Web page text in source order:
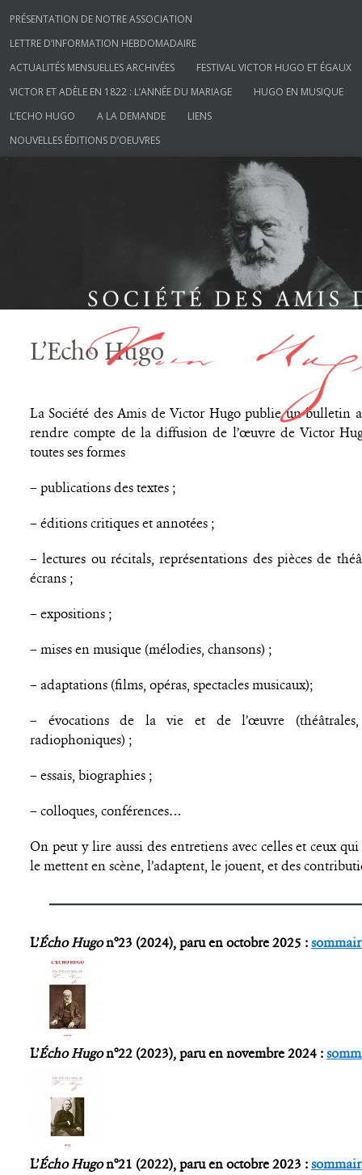
Aller au contenu
PRÉSENTATION DE NOTRE ASSOCIATION
LETTRE D’INFORMATION HEBDOMADAIRE
ACTUALITÉS MENSUELLES ARCHIVÉES
FESTIVAL VICTOR HUGO ET ÉGAUX
VICTOR ET ADÈLE EN 1822 : L’ANNÉE DU MARIAGE
HUGO EN MUSIQUE
L’ECHO HUGO
A LA DEMANDE
LIENS
NOUVELLES ÉDITIONS D’OEUVRES
Société des Amis de Victor Hugo
L’Echo Hugo
La Société des Amis de Victor Hugo publie un bulletin
rendre compte de la diffusion de l’œuvre de Victor
toutes ses formes
– publications des textes ;
– éditions critiques et annotées ;
– lectures ou récitals, représentations des pièces de
écrans ;
– expositions ;
– mises en musique (mélodies, chansons) ;
– adaptations (films, opéras, spectacles musicaux);
– évocations de la vie et de l’œuvre (théâtrales,
radiophoniques) ;
– essais, biographies ;
– colloques, conférences…
On peut y lire aussi des entretiens avec celles et ceux
le mettent en scène, l’adaptent, le jouent, et des
L’Écho Hugon°23 (2024), paru en octobre 2025 :
L’Écho Hugon°22 (2023), paru en novembre 2024 :
L’Écho Hugon°21 (2022), paru en octobre 2023 :